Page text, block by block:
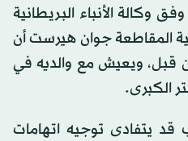
وكالة الأنباء البريطانية
المقاطعة جوان هيرست أن
قبل، ويعيش مع والديه في
الكبرى.
يتفادى توجيه اتهامات